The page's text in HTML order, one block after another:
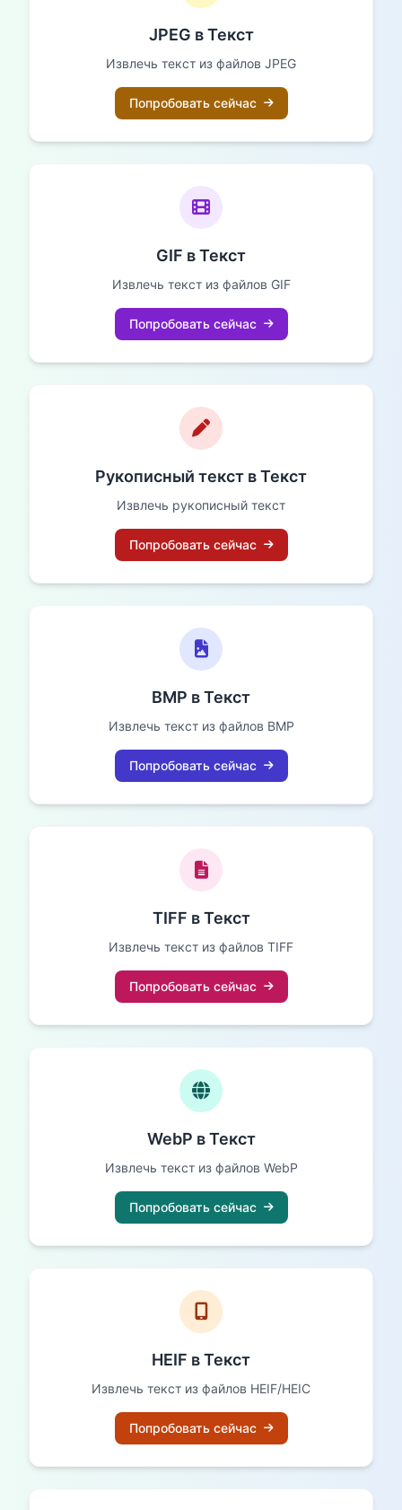
JPEG в Текст
Извлечь текст из файлов JPEG
Попробовать сейчас
GIF в Текст
Извлечь текст из файлов GIF
Попробовать сейчас
Рукописный текст в Текст
Извлечь рукописный текст
Попробовать сейчас
BMP в Текст
Извлечь текст из файлов BMP
Попробовать сейчас
TIFF в Текст
Извлечь текст из файлов TIFF
Попробовать сейчас
WebP в Текст
Извлечь текст из файлов WebP
Попробовать сейчас
HEIF в Текст
Извлечь текст из файлов HEIF/HEIC
Попробовать сейчас